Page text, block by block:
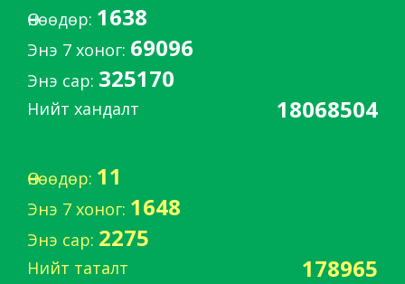
Өнөөдөр: 1638
Энэ 7 хоног: 69096
Энэ сар: 325170
Нийт хандалт 18068504
Өнөөдөр: 11
Энэ 7 хоног: 1648
Энэ сар: 2275
Нийт таталт 178965